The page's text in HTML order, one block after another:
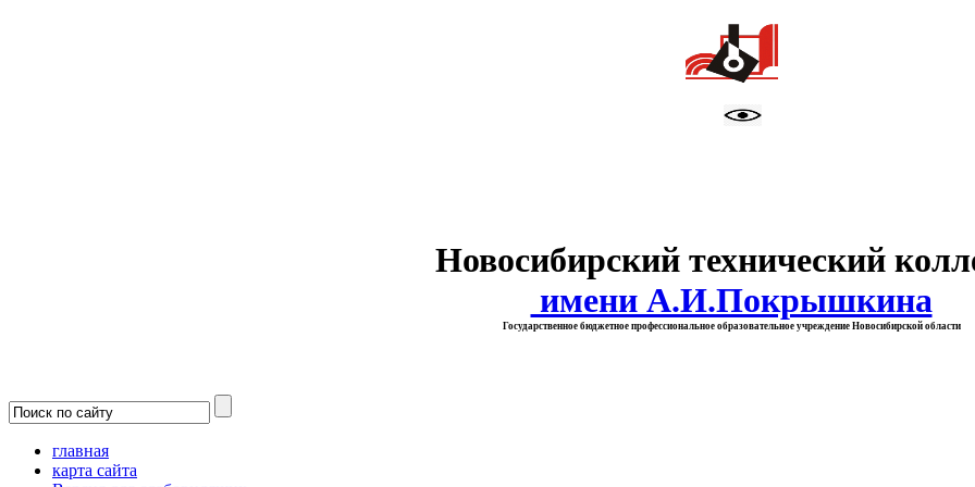
Новосибирский технический
имени А.И.Покрышкина
Государственное бюджетное профессиональное образовательное учреждение Новосибирской области
главная
карта сайта